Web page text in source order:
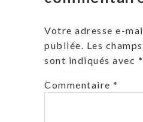
Votre adresse e-
publiée. Les
sont indiqués avec *
Commentaire *